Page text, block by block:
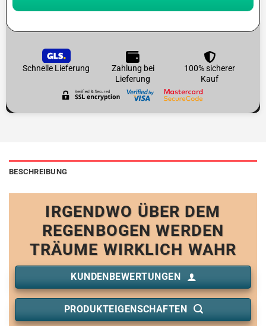
Schnelle Lieferung
Zahlung bei
Lieferung
100% sicherer
Kauf
BESCHREIBUNG
IRGENDWO ÜBER DEM
REGENBOGEN WERDEN
TRÄUME WIRKLICH WAHR
KUNDENBEWERTUNGEN
PRODUKTEIGENSCHAFTEN